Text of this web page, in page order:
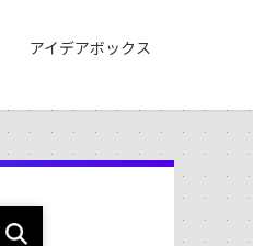
アイデアボックス